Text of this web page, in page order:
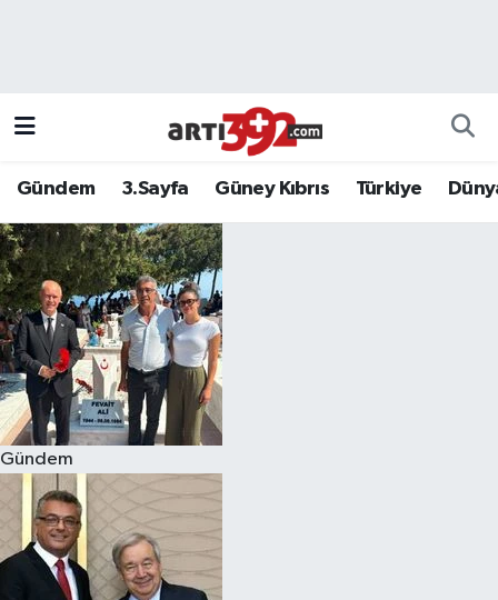
Gündem 3.Sayfa Güney Kıbrıs Türkiye
Gündem